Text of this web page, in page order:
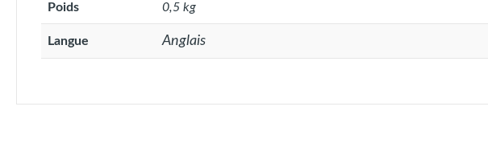
Poids 0,5 kg
Langue Anglais